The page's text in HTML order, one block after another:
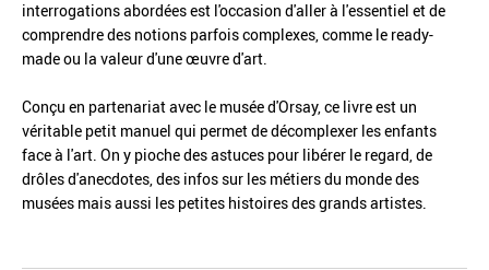
interrogations abordées est l'occasion d'aller à l'essentiel et de
comprendre des notions parfois complexes, comme le ready-
made ou la valeur d'une œuvre d'art.
Conçu en partenariat avec le musée d'Orsay, ce livre est un
véritable petit manuel qui permet de décomplexer les enfants
face à l'art. On y pioche des astuces pour libérer le regard, de
drôles d'anecdotes, des infos sur les métiers du monde des
musées mais aussi les petites histoires des grands artistes.